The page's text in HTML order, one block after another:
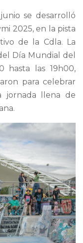
se desarrolló
2025, en la pista
de la Cdla. La
Día Mundial del
hasta las 19h00,
para celebrar
jornada llena de